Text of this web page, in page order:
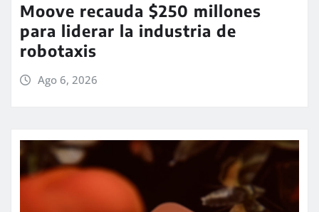
Moove recauda $250 millones
para liderar la industria de
robotaxis
Ago 6, 2026